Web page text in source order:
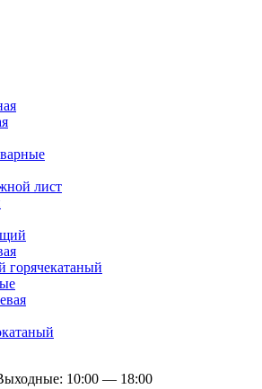
лист
горячекатаный
10:00 — 18:00